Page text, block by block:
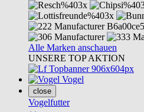
Alle Marken anschauen
UNSERE TOP AKTION
Vogel
close
Vogelfutter